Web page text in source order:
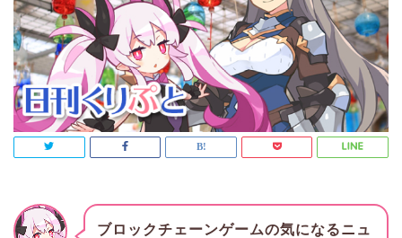
ブロックチェーンゲームの気になるニュ